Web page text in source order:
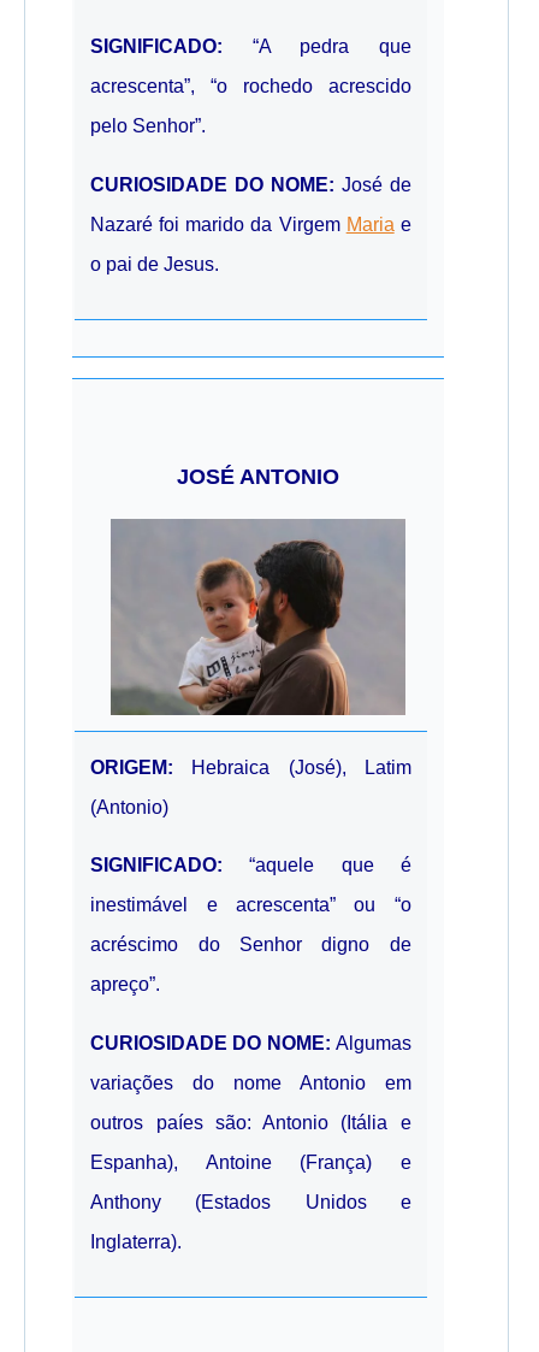
SIGNIFICADO: “A pedra que
acrescenta”, “o rochedo acrescido
pelo Senhor”.
CURIOSIDADE DO NOME: José de
Nazaré foi marido da Virgem Maria e
o pai de Jesus.
JOSÉ ANTONIO
ORIGEM: Hebraica (José), Latim
(Antonio)
SIGNIFICADO:“aquele que é
inestimável e acrescenta” ou “o
acréscimo do Senhor digno de
apreço”.
CURIOSIDADE DO NOME: Algumas
variações do nome Antonio em
outros paíes são: Antonio (Itália e
Espanha), Antoine (França) e
Anthony (Estados Unidos e
Inglaterra).